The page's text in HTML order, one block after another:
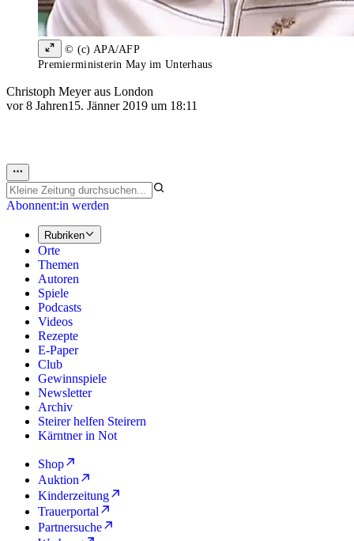
© (c) APA/AFP
Premierministerin May im Unterhaus
Christoph Meyer aus London
vor 8 Jahren15. Jänner 2019 um 18:11
Abonnent:in werden
Rubriken
Orte
Themen
Autoren
Spiele
Podcasts
Videos
Rezepte
E-Paper
Club
Gewinnspiele
Newsletter
Archiv
Steirer helfen Steirern
Kärntner in Not
Shop
Auktion
Kinderzeitung
Trauerportal
Partnersuche